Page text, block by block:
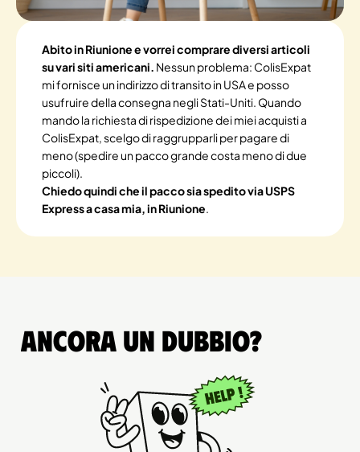
Abito in Riunione e vorrei comprare diversi articoli
su vari siti americani. Nessun problema: ColisExpat
mi fornisce un indirizzo di transito in USA e posso
usufruire della consegna negli Stati-Uniti. Quando
mando la richiesta di rispedizione dei miei acquisti a
ColisExpat, scelgo di raggrupparli per pagare di
meno (spedire un pacco grande costa meno di due
piccoli).
Chiedo quindi che il pacco sia spedito via USPS
Express a casa mia, in Riunione.
Ancora un dubbio?